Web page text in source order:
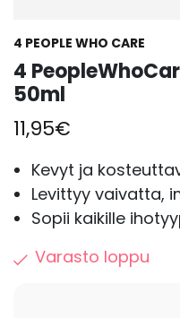
4 PEOPLE WHO CARE
4
50ml
11,95€
Kevyt ja
Levittyy vaivatta,
Sopii kaikille
Varasto loppu